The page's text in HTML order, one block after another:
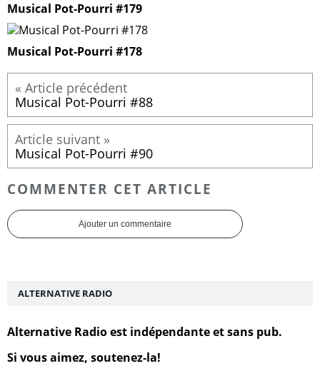
Musical Pot-Pourri #179
Musical Pot-Pourri #178
Musical Pot-Pourri #88
Musical Pot-Pourri #90
COMMENTER CET ARTICLE
Ajouter un commentaire
ALTERNATIVE RADIO
Alternative Radio est indépendante et sans pub.
Si vous aimez, soutenez-la!